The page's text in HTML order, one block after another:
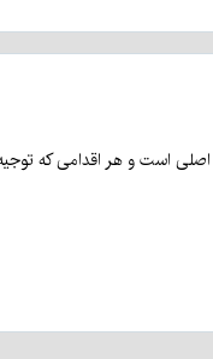
است و هر اقدامی که